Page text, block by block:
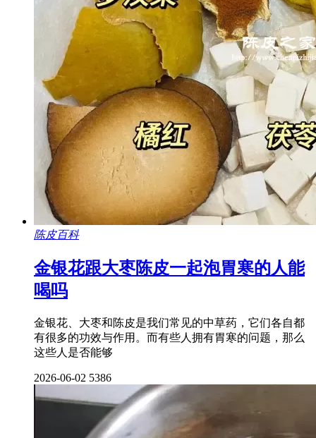
陈皮百科
金银花跟大枣陈皮一起泡胃寒的人能
喝吗
金银花、大枣和陈皮是我们常见的中草药，它们各自都
有很多的功效与作用。而有些人拥有胃寒的问题，那么
这些人是否能够
2026-06-02 5386